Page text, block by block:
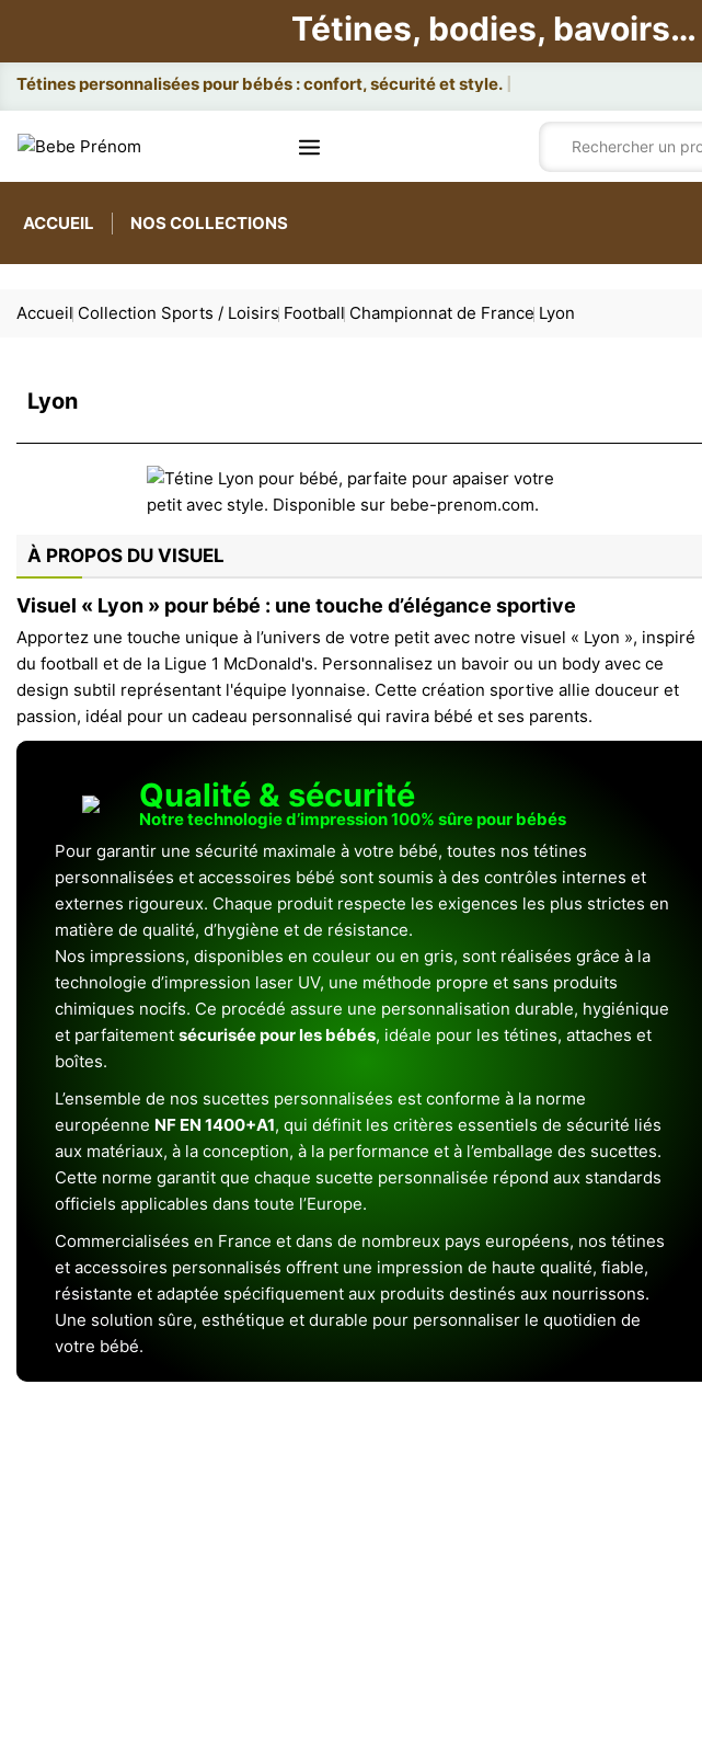
Tétines, bodies, bavoirs…
Attac
ACCUEIL NOS COLLECTIONS
Accueil Collection Sports / Loisirs Football Championnat de France Lyon
Lyon
À PROPOS DU VISUEL
Visuel « Lyon » pour bébé : une touche d’élégance sportive
Apportez une touche unique à l’univers de votre petit avec notre visuel « Lyon », inspiré
du football et de la Ligue 1 McDonald's. Personnalisez un bavoir ou un body avec ce
design subtil représentant l'équipe lyonnaise. Cette création sportive allie douceur et
passion, idéal pour un cadeau personnalisé qui ravira bébé et ses parents.
Qualité & sécurité
Notre technologie d’impression 100% sûre pour bébés
Pour garantir une sécurité maximale à votre bébé, toutes nos tétines
personnalisées et accessoires bébé sont soumis à des contrôles internes et
externes rigoureux. Chaque produit respecte les exigences les plus strictes en
matière de qualité, d’hygiène et de résistance.
Nos impressions, disponibles en couleur ou en gris, sont réalisées grâce à la
technologie d’impression laser UV, une méthode propre et sans produits
chimiques nocifs. Ce procédé assure une personnalisation durable, hygiénique
et parfaitement sécurisée pour les bébés, idéale pour les tétines, attaches et
boîtes.
L’ensemble de nos sucettes personnalisées est conforme à la norme
européenne NF EN 1400+A1, qui définit les critères essentiels de sécurité liés
aux matériaux, à la conception, à la performance et à l’emballage des sucettes.
Cette norme garantit que chaque sucette personnalisée répond aux standards
officiels applicables dans toute l’Europe.
Commercialisées en France et dans de nombreux pays européens, nos tétines
et accessoires personnalisés offrent une impression de haute qualité, fiable,
résistante et adaptée spécifiquement aux produits destinés aux nourrissons.
Une solution sûre, esthétique et durable pour personnaliser le quotidien de
votre bébé.